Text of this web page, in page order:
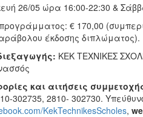
26/05 ώρα 16:00-22:30 &
€ 170,00
έκδοσης διπλώματος).
ΚΕΚ ΤΕΧΝΙΚΕΣ
και αιτήσεις
302735, 2810- 302730.
KekTechnikesScholes,